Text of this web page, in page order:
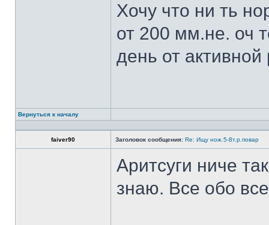
Хочу что ни ть
от 200 мм.не. оч
день от
Вернуться к началу
faiver90 Заголовок сообщения: Re: Ищу нож.5-8т.р.повар
Аритсуги ниче
знаю. Все обо